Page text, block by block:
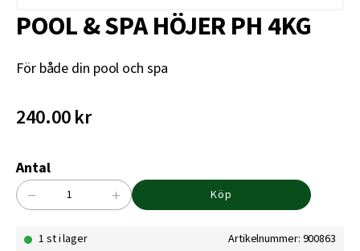
POOL & SPA HÖJER PH 4KG
För både din pool och spa
240.00kr
Antal
POOL
SPA
− + Köp
1 st i lager Artikelnummer: 900863